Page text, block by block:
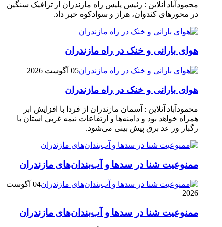
محمودآباد آنلاین : رئیس پلیس راه مازندران از ترافیک سنگین
در محور‌های کندوان، هراز و سوادکوه خبر داد.
هوای بارانی و خنک در راه مازندران
05 آگوست 2026
هوای بارانی و خنک در راه مازندران
محمودآباد آنلاین : آسمان مازندران از فردا با افزایش ابر
همراه خواهد بود و دامنه‌ها و ارتفاعات نیمه غربی استان با
رگبار ور عد برق پیش بینی می‌شود.
ممنوعیت شنا در سدها و آب‌بندان‌‌های مازندران
04 آگوست
2026
ممنوعیت شنا در سدها و آب‌بندان‌‌های مازندران